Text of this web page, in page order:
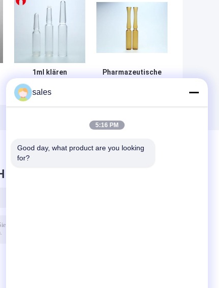
1ml klären
Kosmetik-PETG
oder pp.-Plastiks
Pharmazeutische
Medizin
HINTERLASSEN
sales
5:16 PM
Good day, what product are you looking
for?